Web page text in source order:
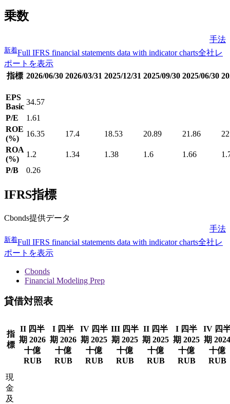
乗数
手法
新着Full IFRS financial statements data with indicator charts全社レ
ポートを表示
指標 2026/06/30 2026/03/31 2025/12/31 2025/09/30 2025/06/30
EPS
Basic
34.57
P/E
1.61
ROE
(%)
16.35 17.4 18.53 20.89 21.86
ROA
(%)
1.2 1.34 1.38 1.6 1.66
P/B
0.26
IFRS指標
Cbonds提供データ
手法
新着Full IFRS financial statements data with indicator charts全社レ
ポートを表示
Cbonds
Financial Modeling Prep
貸借対照表
指
標
II 四半
期 2026
十億
RUB
I 四半
期 2026
十億
RUB
IV 四半
期 2025
十億
RUB
III 四半
期 2025
十億
RUB
II 四半
期 2025
十億
RUB
I 四半
期 2025
十億
RUB
IV 四
期 2024
十億
RUB
現
金
及